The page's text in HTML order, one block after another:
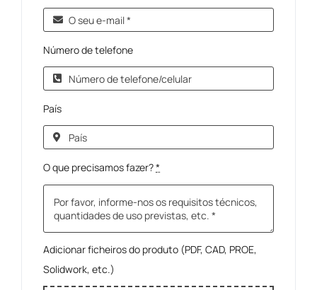
Número de telefone
País
O que precisamos fazer?*
Adicionar ficheiros do produto (PDF, CAD, PROE,
Solidwork, etc.)